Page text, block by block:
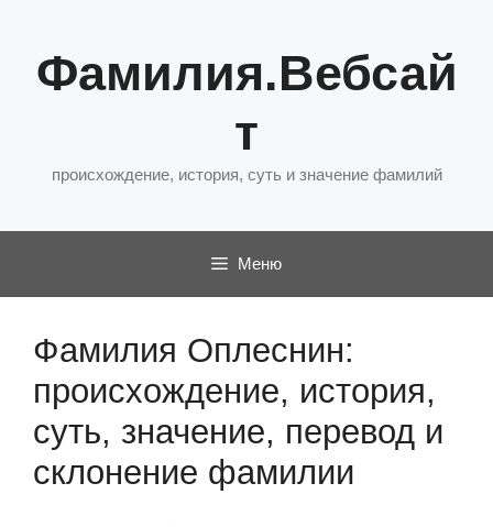
содержимому
Фамилия.Вебсай
т
происхождение, история, суть и значение фамилий
Меню
Фамилия Оплеснин:
происхождение, история,
суть, значение, перевод и
склонение фамилии